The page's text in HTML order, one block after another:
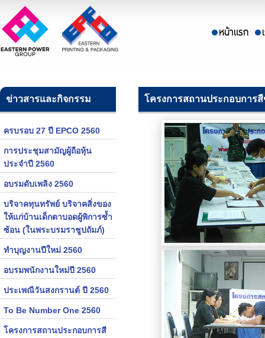
ข่าวสารและกิจกรรม
ครบรอบ 27 ปี EPCO 2560
การประชุมสามัญผู้ถือหุ้น
ประจำปี 2560
อบรมดับเพลิง 2560
บริจาคทุนทรัพย์ บริจาคสิ่งของ
ให้แก่บ้านเด็กตาบอดผู้พิการซ้ำ
ซ้อน (ในพระบรมราชูปถัมภ์)
ทำบุญงานปีใหม่ 2560
อบรมพนักงานใหม่ปี 2560
ประเพณีวันสงกรานต์ ปี 2560
To Be Number One 2560
โครงการสถานประกอบการสี
โครงการสถานประกอบการ